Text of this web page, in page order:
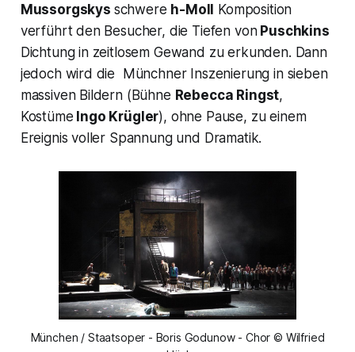
Mussorgskys schwere h-Moll Komposition
verführt den Besucher, die Tiefen vonPuschkins
Dichtung in zeitlosem Gewand zu erkunden. Dann
jedoch wird die Münchner Inszenierung in sieben
massiven Bildern (Bühne Rebecca Ringst,
Kostüme Ingo Krügler), ohne Pause, zu einem
Ereignis voller Spannung und Dramatik.
München / Staatsoper - Boris Godunow - Chor © Wilfried